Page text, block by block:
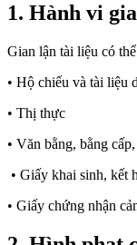
1. Hành vi
Gian lận tài liệu có
• Hộ chiếu và tài liệu
• Thị thực
• Văn bằng, bằng
• Giấy khai sinh, kết
• Giấy chứng nhận